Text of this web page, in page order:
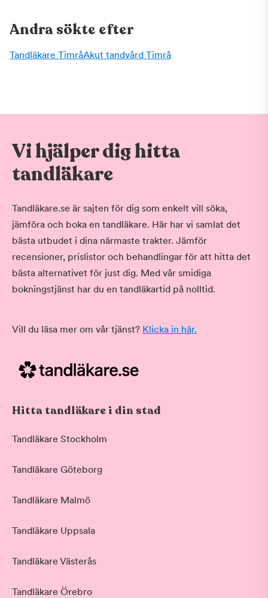
Andra sökte efter
Tandläkare TimråAkut tandvård Timrå
Vi hjälper dig hitta
tandläkare
Tandläkare.se är sajten för dig som enkelt vill söka,
jämföra och boka en tandläkare. Här har vi samlat det
bästa utbudet i dina närmaste trakter. Jämför
recensioner, prislistor och behandlingar för att hitta det
bästa alternativet för just dig. Med vår smidiga
bokningstjänst har du en tandläkartid på nolltid.
Vill du läsa mer om vår tjänst? Klicka in här.
Hitta tandläkare i din stad
Tandläkare Stockholm
Tandläkare Göteborg
Tandläkare Malmö
Tandläkare Uppsala
Tandläkare Västerås
Tandläkare Örebro